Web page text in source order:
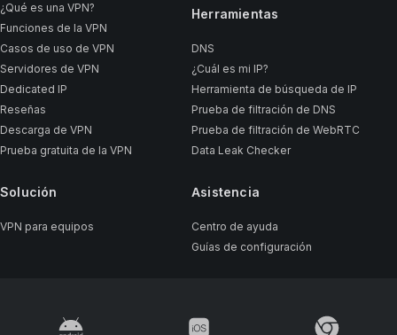
¿Qué es una VPN?
Funciones de la VPN
Casos de uso de VPN
Servidores de VPN
Dedicated IP
Reseñas
Descarga de VPN
Prueba gratuita de la VPN
Solución
VPN para equipos
Herramientas
DNS
¿Cuál es mi IP?
Herramienta de búsqueda de IP
Prueba de filtración de DNS
Prueba de filtración de WebRTC
Data Leak Checker
Asistencia
Centro de ayuda
Guías de configuración